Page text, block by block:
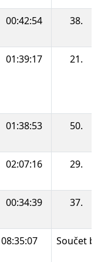
00:42:54 38.
01:39:17 21.
01:38:53 50.
02:07:16 29.
00:34:39 37.
08:35:07 Součet